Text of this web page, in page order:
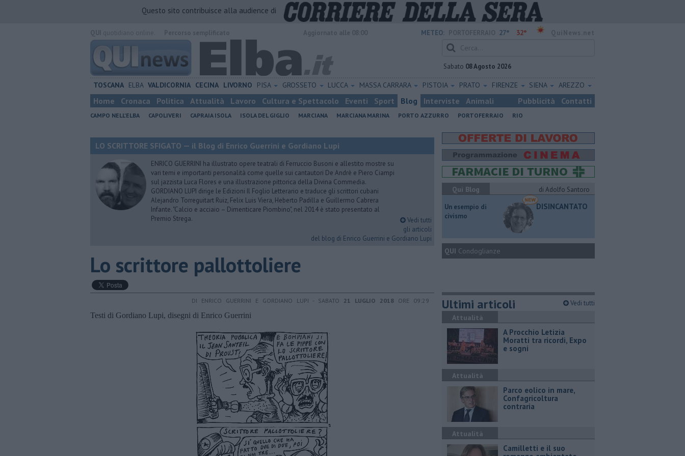
Questo sito contribuisce alla audience di
METEO: 27° 32°
Sabato 08 Agosto 2026
TOSCANA ELBA VALDICORNIA CECINA LIVORNO PISA GROSSETO LUCCA MASSA CARRARA PISTOIA PRATO FIRENZE SIENA AREZZO
Home Cronaca Politica Attualità Lavoro Cultura e Spettacolo Eventi Sport Blog Interviste Animali Pubblicità Contatti
CAMPO NELL'ELBA CAPOLIVERI CAPRAIA ISOLA ISOLA DEL GIGLIO MARCIANA MARCIANA MARINA PORTO AZZURRO PORTOFERRAIO RIO
LO SCRITTORE SFIGATO — il Blog di Enrico Guerrini e Gordiano Lupi
ENRICO GUERRINI ha illustrato opere teatrali di Ferruccio Busoni e allestito mostre su
vari temi e importanti personalità come quelle sui cantautori De Andrè e Piero Ciampi
sul jazzista Luca Flores e una illustrazione pittorica della Divina Commedia.
GORDIANO LUPI dirige le Edizioni Il Foglio Letterario e traduce gli scrittori cubani
Alejandro Torreguitart Ruiz, Felix Luis Viera, Heberto Padilla e Guillermo Cabrera
Infante. "Calcio e acciaio – Dimenticare Piombino", nel 2014 è stato presentato al
Premio Strega.
Vedi tutti
gli articoli
del blog di Enrico Guerrini e Gordiano Lupi
Lo scrittore pallottoliere
DI ENRICO GUERRINI E GORDIANO LUPI - SABATO 21 LUGLIO 2018 ORE 09:29
Testi di Gordiano Lupi, disegni di Enrico Guerrini
Qui Blog
di Adolfo Santoro
​Un esempio di
civismo
DISINCANTATO
QUI Condoglianze
Ultimi articoli Vedi tutti
Attualità
A Procchio Letizia
Moratti tra ricordi, Expo
e sogni
Attualità
Parco eolico in mare,
Confagricoltura
contraria
Attualità
Camilletti e il suo